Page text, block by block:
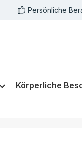
Persönliche
Körperliche